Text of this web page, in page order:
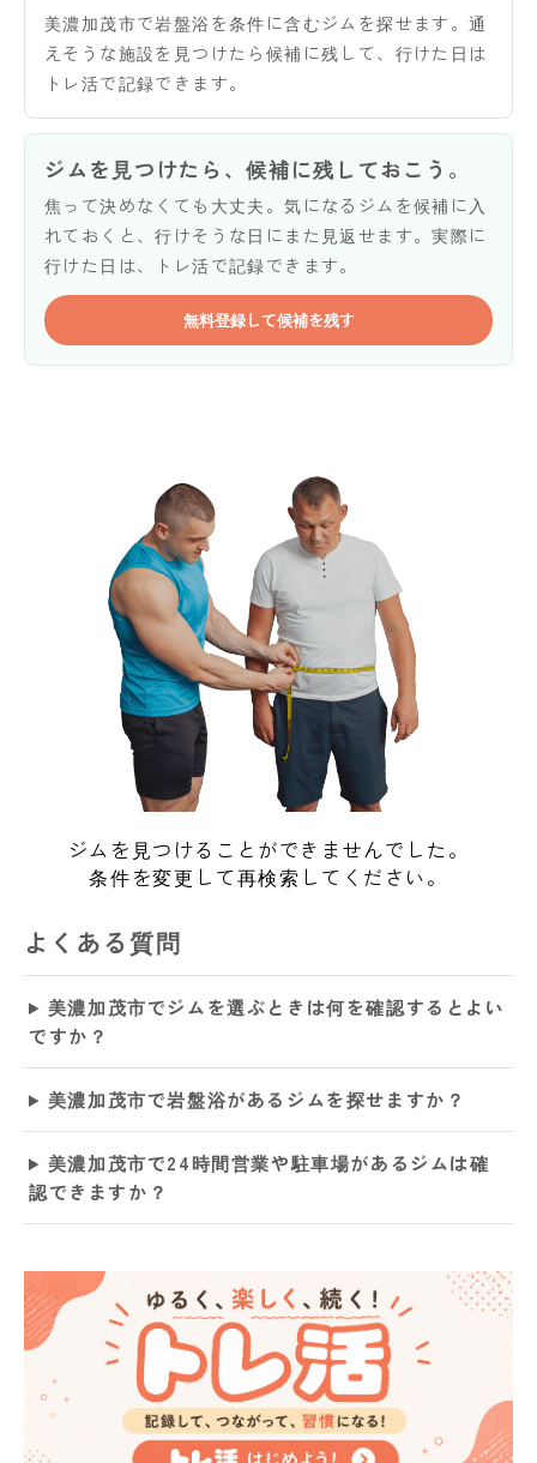
美濃加茂市で岩盤浴を条件に含むジムを探せます。通
えそうな施設を見つけたら候補に残して、行けた日は
トレ活で記録できます。
ジムを見つけたら、候補に残しておこう。
焦って決めなくても大丈夫。気になるジムを候補に入
れておくと、行けそうな日にまた見返せます。実際に
行けた日は、トレ活で記録できます。
無料登録して候補を残す
ジムを見つけることができませんでした。
条件を変更して再検索してください。
よくある質問
美濃加茂市でジムを選ぶときは何を確認するとよい
ですか？
美濃加茂市で岩盤浴があるジムを探せますか？
美濃加茂市で24時間営業や駐車場があるジムは確
認できますか？